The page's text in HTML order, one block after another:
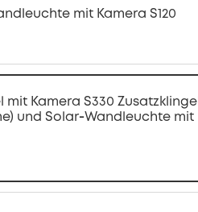
mit Kamera S120
mit Kamera S330 Zusatzklingel
und Solar‑Wandleuchte mit